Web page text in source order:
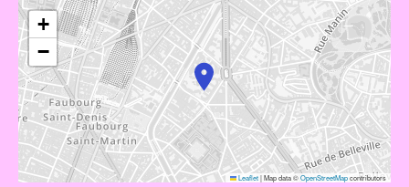
+
−
Leaflet|Map data ©OpenStreetMapcontributors